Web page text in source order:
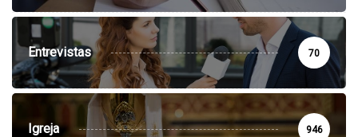
Entrevistas 70
Igreja 946